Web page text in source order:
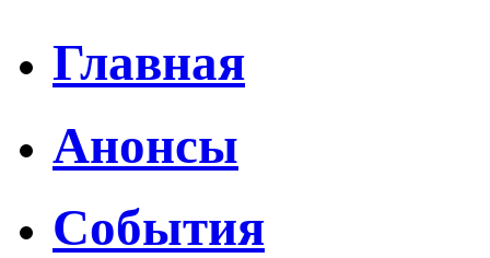
Главная
Анонсы
События